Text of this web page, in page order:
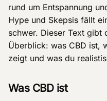
rund um Entspannung
Hype und Skepsis fällt
schwer. Dieser Text gibt
Überblick: was CBD ist,
zeigt und was du
Was CBD ist